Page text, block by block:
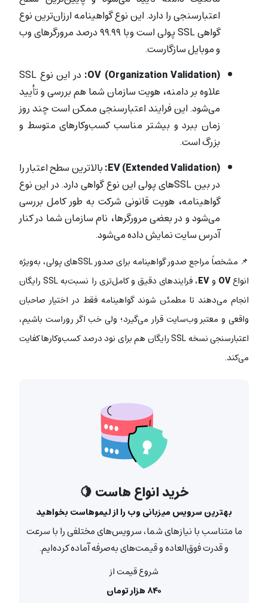
اعتبارسنجی را دارد. این نوع گواهینامه ارزان‌ترین نوع
گواهی SSL پولی است و با ۹۹.۹۹ درصد مرورگرهای وب
و موبایل سازگارست.
OV (Organization Validation):
در این نوع SSL
علاوه بر دامنه، هویت سازمان شما هم بررسی و تأیید
می‌شود. این فرایند اعتبارسنجی ممکن است چند روز
زمان ببرد و بیشتر مناسب کسب‌وکارهای متوسط و
بزرگ است.
EV (Extended Validation): بالاترین سطح اعتبار را
در بین SSLهای پولی این نوع گواهی دارد. در این نوع
گواهینامه، هویت قانونی شرکت به طور کامل بررسی
می‌شود و در بعضی مرورگرها، نام سازمان شما در کنار
آدرس سایت نمایش داده می‌شود.
📌 مشخصاً
مراجع صدور گواهینامه برای صدور SSLهای پولی، به‌ویژه
انواعOV وEV
، فرایندهای دقیق و کامل‌تری را نسبت‌به SSL رایگان
انجام می‌دهند تا مطمئن شوند گواهینامه فقط در اختیار صاحبان
واقعی و معتبر وب‌سایت قرار می‌گیرد؛ ولی خب اگر روراست باشیم،
اعتبارسنجی نسخه SSL رایگان هم برای نود درصد کسب‌وکارها کفایت
می‌کند.
خرید انواع هاست 🍋
بهترین سرویس میزبانی وب را از لیموهاست بخواهید
ما متناسب با نیازهای شما، سرویس‌های مختلفی را با سرعت
و قدرت فوق‌العاده و قیمت‌های به‌صرفه آماده کرده‌ایم.
شروع قیمت از
۸۴۰ هزار تومان